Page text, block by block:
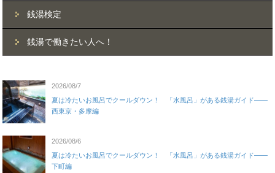
銭湯検定
銭湯で働きたい人へ！
2026/08/7
夏は冷たいお風呂でクールダウン！ 「水風呂」がある銭湯ガイド——
西東京・多摩編
2026/08/6
夏は冷たいお風呂でクールダウン！ 「水風呂」がある銭湯ガイド——
下町編